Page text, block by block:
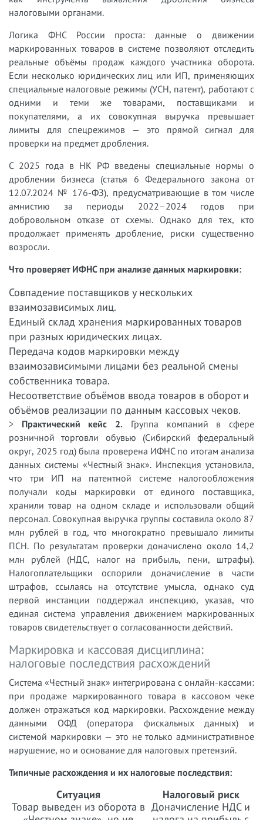
налоговыми органами.
Логика ФНС России проста: данные о движении
маркированных товаров в системе позволяют отследить
реальные объёмы продаж каждого участника оборота.
Если несколько юридических лиц или ИП, применяющих
специальные налоговые режимы (УСН, патент), работают с
одними и теми же товарами, поставщиками и
покупателями, а их совокупная выручка превышает
лимиты для спецрежимов — это прямой сигнал для
проверки на предмет дробления.
С 2025 года в НК РФ введены специальные нормы о
дроблении бизнеса (статья 6 Федерального закона от
12.07.2024 № 176-ФЗ), предусматривающие в том числе
амнистию за периоды 2022–2024 годов при
добровольном отказе от схемы. Однако для тех, кто
продолжает применять дробление, риски существенно
возросли.
Что проверяет ИФНС при анализе данных маркировки:
Совпадение поставщиков у нескольких
взаимозависимых лиц.
Единый склад хранения маркированных товаров
при разных юридических лицах.
Передача кодов маркировки между
взаимозависимыми лицами без реальной смены
собственника товара.
Несоответствие объёмов ввода товаров в оборот и
объёмов реализации по данным кассовых чеков.
> Практический кейс 2. Группа компаний в сфере
розничной торговли обувью (Сибирский федеральный
округ, 2025 год) была проверена ИФНС по итогам анализа
данных системы «Честный знак». Инспекция установила,
что три ИП на патентной системе налогообложения
получали коды маркировки от единого поставщика,
хранили товар на одном складе и использовали общий
персонал. Совокупная выручка группы составила около 87
млн рублей в год, что многократно превышало лимиты
ПСН. По результатам проверки доначислено около 14,2
млн рублей (НДС, налог на прибыль, пени, штрафы).
Налогоплательщики оспорили доначисление в части
штрафов, ссылаясь на отсутствие умысла, однако суд
первой инстанции поддержал инспекцию, указав, что
единая система управления движением маркированных
товаров свидетельствует о согласованности действий.
Маркировка и кассовая дисциплина:
налоговые последствия расхождений
Система «Честный знак» интегрирована с онлайн-кассами:
при продаже маркированного товара в кассовом чеке
должен отражаться код маркировки. Расхождение между
данными ОФД (оператора фискальных данных) и
системой маркировки — это не только административное
нарушение, но и основание для налоговых претензий.
Типичные расхождения и их налоговые последствия:
Ситуация
Налоговый риск
Товар выведен из оборота в Доначисление НДС и